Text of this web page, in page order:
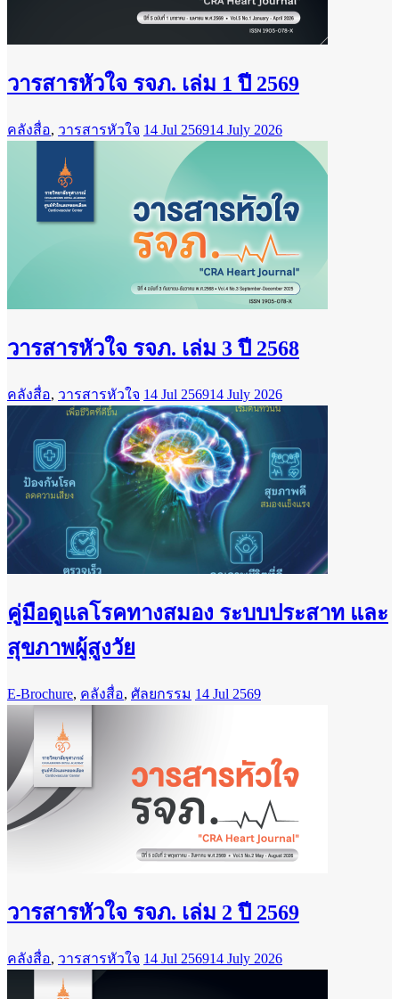
วารสารหัวใจ รจภ. เล่ม 1 ปี 2569
คลังสื่อ, วารสารหัวใจ 14 Jul 256914 July 2026
วารสารหัวใจ รจภ. เล่ม 3 ปี 2568
คลังสื่อ, วารสารหัวใจ 14 Jul 256914 July 2026
คู่มือดูแลโรคทางสมอง ระบบประสาท และ
สุขภาพผู้สูงวัย
E-Brochure, คลังสื่อ, ศัลยกรรม 14 Jul 2569
วารสารหัวใจ รจภ. เล่ม 2 ปี 2569
คลังสื่อ, วารสารหัวใจ 14 Jul 256914 July 2026